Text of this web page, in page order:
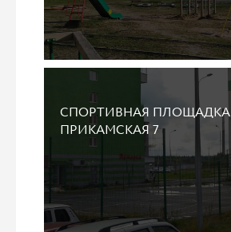
СПОРТИВНАЯ ПЛОЩАДКА
ПРИКАМСКАЯ 7